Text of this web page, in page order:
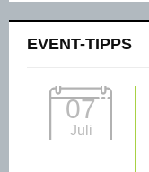
EVENT-TIPPS
07
Juli